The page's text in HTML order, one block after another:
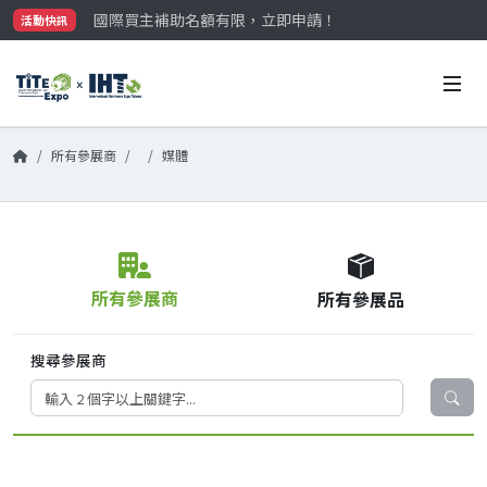
活動快訊
國際買主補助名額有限，立即申請！
參觀門票開放申請中‼️
國際買主補助名額有限，立即申請！
所有參展商 媒體
所有參展商 所有參展品
搜尋參展商